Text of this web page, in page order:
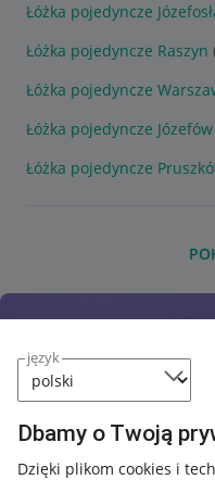
język
Dbamy o Twoją
Dzięki plikom cookies i
Łóżka pojedyncze
Łóżka pojedyncze Raszyn
Łóżka pojedyncze
Łóżka pojedyncze Józefów
Łóżka pojedyncze